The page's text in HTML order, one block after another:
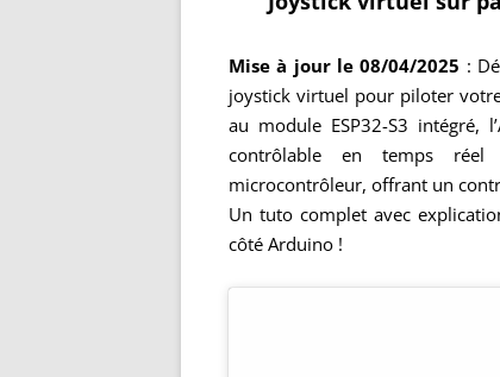
Mise à jour le 08/04/2025 :
joystick virtuel pour piloter
au module ESP32-S3 intégré,
contrôlable en temps réel
microcontrôleur, offrant un
Un tuto complet avec
côté Arduino !